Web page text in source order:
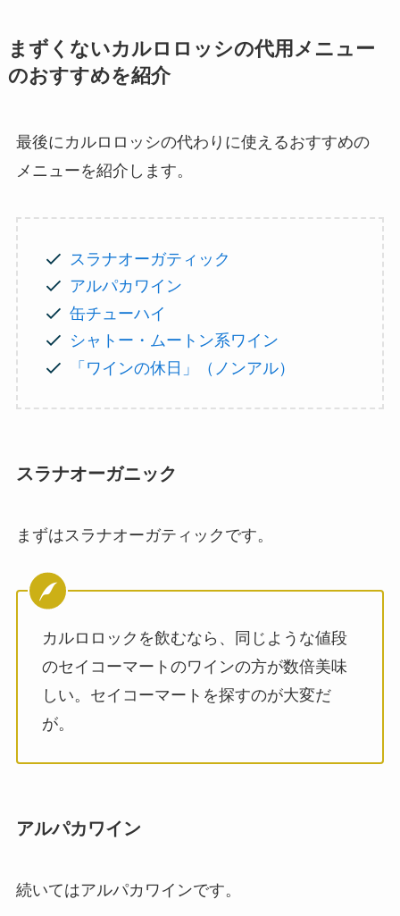
まずくないカルロロッシの代用メニュー
のおすすめを紹介
最後にカルロロッシの代わりに使えるおすすめの
メニューを紹介します。
スラナオーガティック
アルパカワイン
缶チューハイ
シャトー・ムートン系ワイン
「ワインの休日」（ノンアル）
スラナオーガニック
まずはスラナオーガティックです。
カルロロックを飲むなら、同じような値段
のセイコーマートのワインの方が数倍美味
しい。セイコーマートを探すのが大変だ
が。
アルパカワイン
続いてはアルパカワインです。